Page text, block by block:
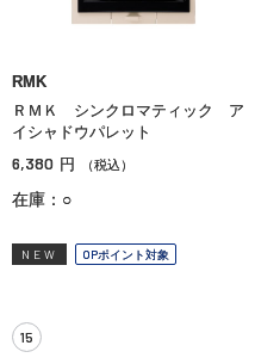
RMK
ＲＭＫ シンクロマティック ア
イシャドウパレット
6,380 円 （税込）
在庫：○
NEW OPポイント対象
15